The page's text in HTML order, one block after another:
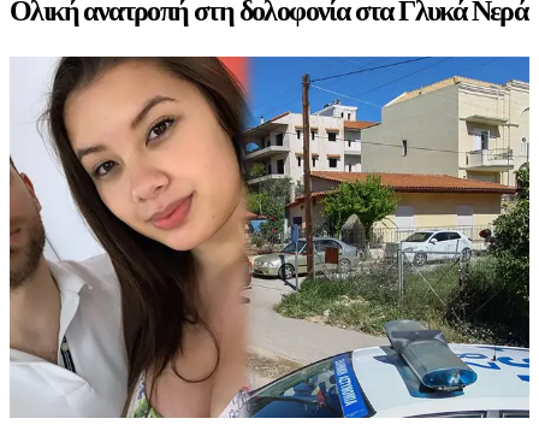
Ολική ανατροπή στη δολοφονία στα Γλυκά Νερά